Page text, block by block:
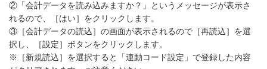
②「会計データを読み込みますか？」というメッセージが表示さ
れるので、［はい］をクリックします。
③［会計データの読込］の画面が表示されるので［再読込］を選
択し、［設定］ボタンをクリックします。
※［新規読込］を選択すると「連動コード設定」で登録した内容